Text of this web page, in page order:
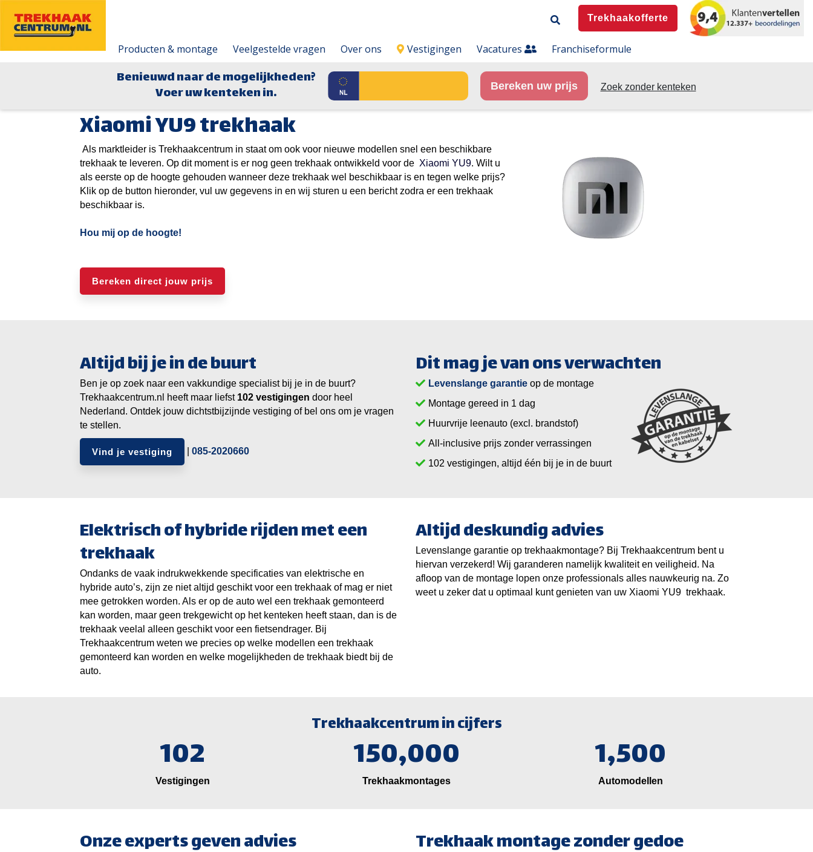
Trekhaakofferte
Producten & montage Veelgestelde vragen Over ons Vestigingen Vacatures Franchiseformule
Benieuwd naar de mogelijkheden?
Voer uw kenteken in. Bereken uw prijs Zoek zonder kenteken
Xiaomi YU9 trekhaak
Als marktleider is Trekhaakcentrum in staat om ook voor nieuwe modellen snel een beschikbare
trekhaak te leveren. Op dit moment is er nog geen trekhaak ontwikkeld voor de Xiaomi YU9. Wilt u
als eerste op de hoogte gehouden wanneer deze trekhaak wel beschikbaar is en tegen welke prijs?
Klik op de button hieronder, vul uw gegevens in en wij sturen u een bericht zodra er een trekhaak
beschikbaar is.
Hou mij op de hoogte!
Bereken direct jouw prijs
Altijd bij je in de buurt
Ben je op zoek naar een vakkundige specialist bij je in de buurt?
Trekhaakcentrum.nl heeft maar liefst
vestigingen door heel
Nederland. Ontdek jouw dichtstbijzijnde vestiging of bel ons om je vragen
te stellen.
Vind je vestiging 085-2020660
Dit mag je van ons verwachten
Levenslange garantie op de montage
Montage gereed in 1 dag
Huurvrije leenauto (excl. brandstof)
All-inclusive prijs zonder verrassingen
vestigingen, altijd één bij je in de buurt
Elektrisch of hybride rijden met een
trekhaak
Ondanks de vaak indrukwekkende specificaties van elektrische en
hybride auto’s, zijn ze niet altijd geschikt voor een trekhaak of mag er niet
mee getrokken worden. Als er op de auto wel een trekhaak gemonteerd
kan worden, maar geen trekgewicht op het kenteken heeft staan, dan is de
trekhaak veelal alleen geschikt voor een fietsendrager. Bij
Trekhaakcentrum weten we precies op welke modellen een trekhaak
gemonteerd kan worden en welke mogelijkheden de trekhaak biedt bij de
auto.
Altijd deskundig advies
Levenslange garantie op trekhaakmontage? Bij Trekhaakcentrum bent u
hiervan verzekerd! Wij garanderen namelijk kwaliteit en veiligheid. Na
afloop van de montage lopen onze professionals alles nauwkeurig na. Zo
weet u zeker dat u optimaal kunt genieten van uw Xiaomi YU9 trekhaak.
Trekhaakcentrum in cijfers
102
Vestigingen
150,000
Trekhaakmontages
1,500
Automodellen
Onze experts geven advies Trekhaak montage zonder gedoe